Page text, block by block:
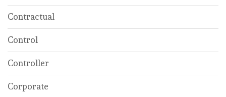
Contractual
Control
Controller
Corporate